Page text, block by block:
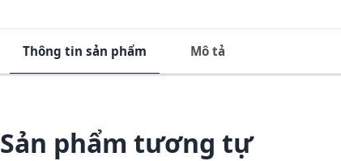
lượng
Thông tin sản phẩm Mô tả
Sản phẩm tương tự